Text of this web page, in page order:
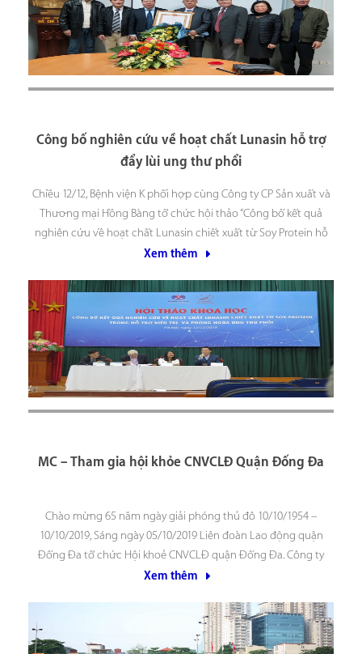
Công bố nghiên cứu về hoạt chất Lunasin hỗ trợ
đẩy lùi ung thư phổi
Chiều 12/12, Bệnh viện K phối hợp cùng Công ty CP Sản xuất và
Thương mại Hồng Bàng tổ chức hội thảo “Công bố kết quả
nghiên cứu về hoạt chất Lunasin chiết xuất từ Soy Protein hỗ
trợ đẩy lùi ung thư phổi” đem tới những giải pháp mới
Xem thêm
MC – Tham gia hội khỏe CNVCLĐ Quận Đống Đa
Chào mừng 65 năm ngày giải phóng thủ đô 10/10/1954 –
10/10/2019, Sáng ngày 05/10/2019 Liên đoàn Lao động quận
Đống Đa tổ chức Hội khoẻ CNVCLĐ quận Đống Đa. Công ty
TNHH Tư vấn Y dược Quốc tế (IMC) đã tham gia hội khoẻ với
Xem thêm